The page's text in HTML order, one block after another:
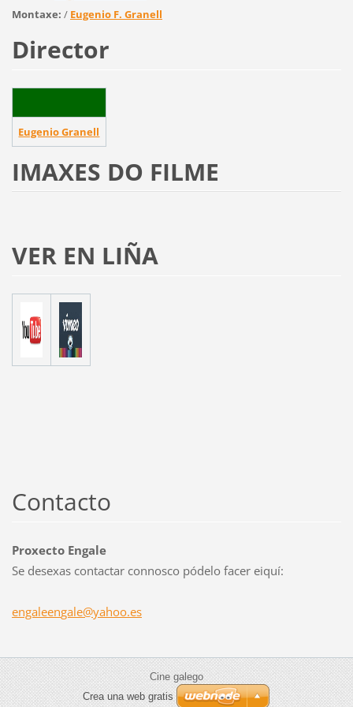
Montaxe: / Eugenio F. Granell
Director
Eugenio Granell
IMAXES DO FILME
VER EN LIÑA
Contacto
Proxecto Engale
Se desexas contactar connosco pódelo facer eiquí:
engaleengale@yahoo.es
Cine galego
Crea una web gratis